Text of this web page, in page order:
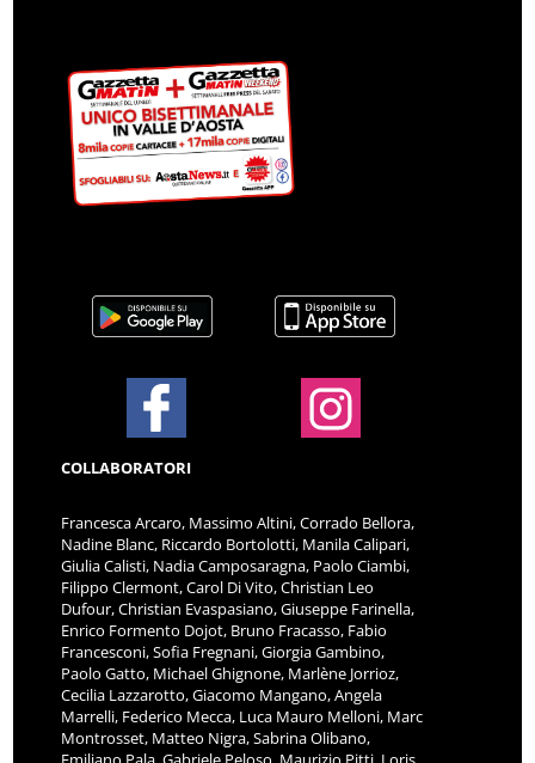
COLLABORATORI
Francesca Arcaro, Massimo Altini, Corrado Bellora,
Nadine Blanc, Riccardo Bortolotti, Manila Calipari,
Giulia Calisti, Nadia Camposaragna, Paolo Ciambi,
Filippo Clermont, Carol Di Vito, Christian Leo
Dufour, Christian Evaspasiano, Giuseppe Farinella,
Enrico Formento Dojot, Bruno Fracasso, Fabio
Francesconi, Sofia Fregnani, Giorgia Gambino,
Paolo Gatto, Michael Ghignone, Marlène Jorrioz,
Cecilia Lazzarotto, Giacomo Mangano, Angela
Marrelli, Federico Mecca, Luca Mauro Melloni, Marc
Montrosset, Matteo Nigra, Sabrina Olibano,